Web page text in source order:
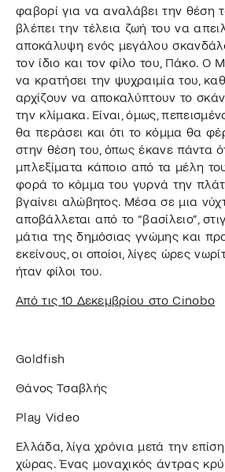
φαβορί για να αναλάβει την θέση
βλέπει την τέλεια ζωή του να
αποκάλυψη ενός μεγάλου
τον ίδιο και τον φίλο του, Πάκο. Ο
να κρατήσει την ψυχραιμία του,
αρχίζουν να αποκαλύπτουν το
την κλίμακα. Είναι, όμως,
θα περάσει και ότι το κόμμα θα
στην θέση του, όπως έκανε πάντα
μπλεξίματα κάποιο από τα μέλη
φορά το κόμμα του γυρνά την
βγαίνει αλώβητος. Μέσα σε μια
αποβάλλεται από το “βασίλειο”,
μάτια της δημόσιας γνώμης και
εκείνους, οι οποίοι, λίγες ώρες
ήταν φίλοι του.
Από τις 10 Δεκεμβρίου στο Cinobo
Goldfish
Θάνος Τσαβλής
Play Video
Ελλάδα, λίγα χρόνια μετά την
χώρας. Ένας μοναχικός άντρας